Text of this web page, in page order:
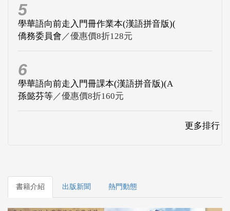
5
學華語向前走入門冊作業本(漢語拼音版)(
僑務委員會 ／優惠價8折128元
6
學華語向前走入門冊課本(漢語拼音版)(A
孫懿芬等／優惠價8折160元
更多排行
書籍介紹 出版新聞 熱門動態